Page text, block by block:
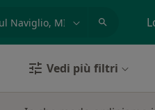
Vedi più filtri